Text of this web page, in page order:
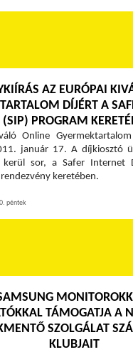
AZ EURÓPAI
DÍJÉRT A
(SIP) PROGRAM
Online
január 17. A díjkiosztó
sor, a Safer Internet
keretében.
péntek
TÁMOGATJA A
SZOLGÁLAT
KLUBJAIT